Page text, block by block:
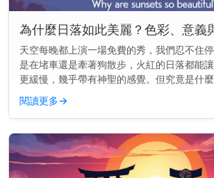
為什麼日落如此美麗？色彩、意義
天空每晚都上演一場免費的秀，我們忍不住
是在堵車還是牽著狗散步，火紅的日落都能讓
更緩慢，幾乎帶有神聖的感覺。但究竟是什
——為什麼它們似乎能觸動我們內心深處的某
解： 日落之所以美...
閱讀更多→